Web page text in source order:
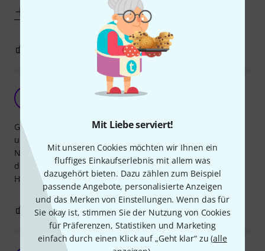
Mit Liebe serviert!
Mit unseren Cookies möchten wir Ihnen ein
fluffiges Einkaufserlebnis mit allem was
dazugehört bieten. Dazu zählen zum Beispiel
passende Angebote, personalisierte Anzeigen
und das Merken von Einstellungen. Wenn das für
Sie okay ist, stimmen Sie der Nutzung von Cookies
für Präferenzen, Statistiken und Marketing
einfach durch einen Klick auf „Geht klar“ zu (alle
BEWERTUNG MELDEN
Kleine Helfer
Groß genug, um sie gut greifen zu können. Kräftig genug
um alles zu halten. Im Einsatz auf einem einfachen K&M-
Notenständer. Vorher nutzte ich kleine Zylindermagneten -
diese waren auch stark genug sind ... jedoch von der
Handhabung sehr schlecht.
0 BEWERTUNG MELDEN